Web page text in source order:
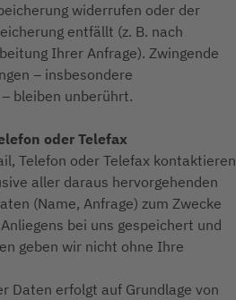
widerrufen oder der
entfällt (z. B. nach
Ihrer Anfrage). Zwingende
– insbesondere
bleiben unberührt.
oder Telefax
Telefon oder Telefax
aller daraus hervorgehenden
(Name, Anfrage) zum Zwecke
bei uns gespeichert und
geben wir nicht ohne Ihre
Daten erfolgt auf Grundlage von